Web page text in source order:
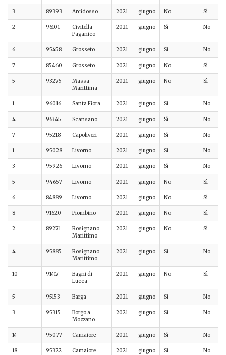
3 89393 Arcidosso 2021 giugno No Sì
2 96101
Civitella
Paganico
2021 giugno Sì No
6 95458 Grosseto 2021 giugno Sì No
7 85460 Grosseto 2021 giugno No Sì
5 93275
Massa
Marittima
2021 giugno No Sì
1 96016 Santa Fiora 2021 giugno Sì No
4 96345 Scansano 2021 giugno Sì No
7 95218 Capoliveri 2021 giugno Sì No
1 95028 Livorno 2021 giugno Sì No
3 95926 Livorno 2021 giugno Sì No
5 94657 Livorno 2021 giugno No Sì
6 84889 Livorno 2021 giugno No Sì
8 91620 Piombino 2021 giugno No Sì
2 89271
Rosignano
Marittimo
2021 giugno No Sì
4 95885
Rosignano
Marittimo
2021 giugno Sì No
10 91417
Bagni di
Lucca
2021 giugno No Sì
5 95153 Barga 2021 giugno Sì No
3 95315
Borgo a
Mozzano
2021 giugno Sì No
14 95077 Camaiore 2021 giugno Sì No
18 95322 Camaiore 2021 giugno Sì No